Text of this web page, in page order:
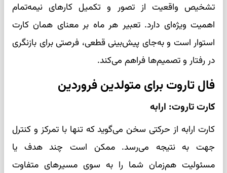
تشخیص واقعیت از تصور و تکمیل کارهای نیمه‌تمام
اهمیت ویژه‌ای دارد. تعبیر هر ماه بر معنای همان کارت
استوار است و به‌جای پیش‌بینی قطعی، فرصتی برای بازنگری
در رفتار و تصمیم‌ها فراهم می‌کند.
فال تاروت برای متولدین فروردین
کارت تاروت: ارابه
کارت ارابه از حرکتی سخن می‌گوید که تنها با تمرکز و کنترل
جهت به نتیجه می‌رسد. ممکن است چند هدف یا
مسئولیت هم‌زمان شما را به سوی مسیرهای متفاوت